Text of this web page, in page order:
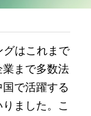
グはこれまで
まで多数法
で活躍する
ました。こ